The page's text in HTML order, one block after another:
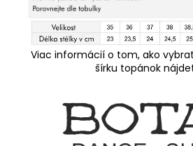
Viac informácií o tom, ako
šírku topánok